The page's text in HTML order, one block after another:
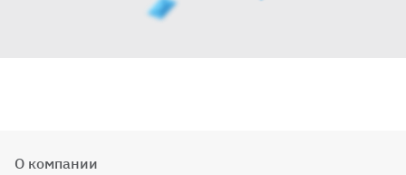
О компании